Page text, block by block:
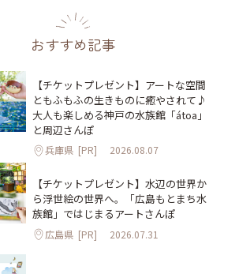
おすすめ記事
【チケットプレゼント】アートな空間
ともふもふの生きものに癒やされて♪
大人も楽しめる神戸の水族館「átoa」
と周辺さんぽ
兵庫県 [PR] 2026.08.07
【チケットプレゼント】水辺の世界か
ら浮世絵の世界へ。「広島もとまち水
族館」ではじまるアートさんぽ
広島県 [PR] 2026.07.31